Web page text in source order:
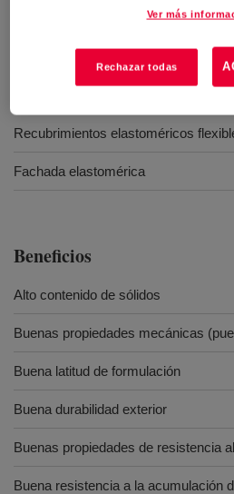
usarse para formular
Recubrimientos elastoméricos
Fachada elastomérica
Beneficios
Alto contenido de sólidos
Buenas propiedades mecánicas
Buena latitud de formulación
Buena durabilidad exterior
Buenas propiedades de resistencia
Buena resistencia a la acumulación
Ver más
Rechazar todas